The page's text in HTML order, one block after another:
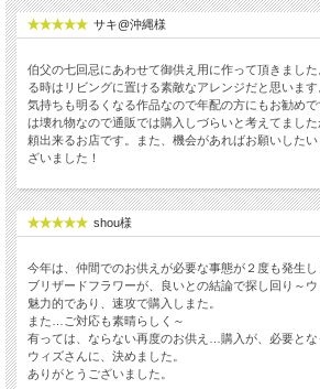
サキ@沖縄様
伯父の七回忌にあわせて御供え用に作って頂きまし
る時はリビングに置ける素敵なアレンジだと思います
気持ちも明るくなる作品なので年配の方にもお勧め
は壊れ物なので通販では購入しづらいと考えてまし
頼出来るお店です。また、機会があればお願いした
ざいました！
shou様
今年は、仲間でのお供えが必要な事態が２度も発生し
ブリザードフラワーが、良いとの結論で探し回り～
魅力的であり、速攻で購入しまた。
また…ご対応も素晴らしく～
有っては、ならない再度のお供え…購入が、必要とな
ウィズさんに、決めました。
ありがとうございました。